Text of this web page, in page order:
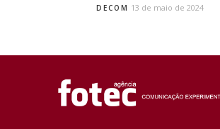
DECOM 13 de maio de 2024